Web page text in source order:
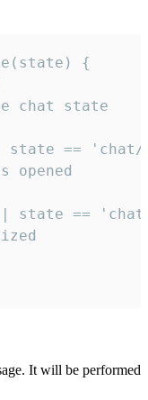
{
chat state
state ==
opened
state ==
It will be performed